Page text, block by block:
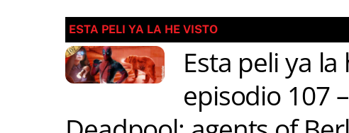
ESTA PELI YA LA HE VISTO
Esta peli ya la
episodio 107 –